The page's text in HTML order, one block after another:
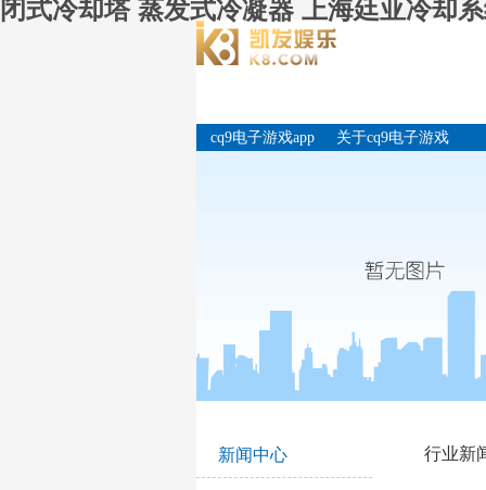
闭式冷却塔 蒸发式冷凝器 上海廷亚冷却
cq9电子游戏app
关于cq9电子游戏
新闻中心 行业新